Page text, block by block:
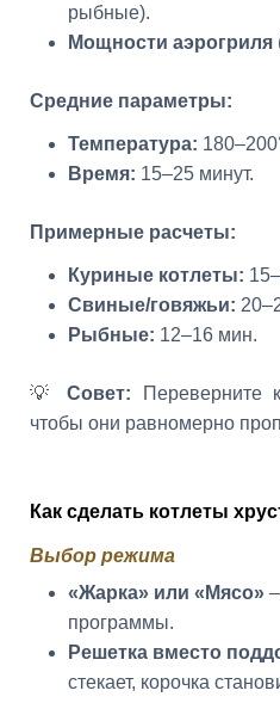
рыбные).
Мощности аэрогриля
Средние параметры:
Температура:
Время: 15–25 минут.
Примерные расчеты:
Куриные котлеты:
Свиные/говяжьи:
Рыбные: 12–16 мин.
💡Совет: Переверните
чтобы они равномерно
Как сделать котлеты
Выбор режима
«Жарка» или «Мясо»
программы.
Решетка вместо
стекает, корочка